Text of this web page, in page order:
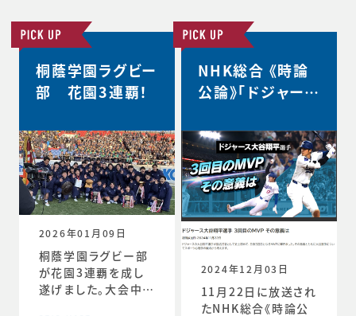
桐蔭学園ラグビー
部 花園3連覇！
2026年01月09日
桐蔭学園ラグビー部
が花園3連覇を成し
遂げました。大会中の
NHK総合 《時論
公論》「ドジャース
回目のMVP その
意義は」
2024年12月03日
11月22日に放送され
たNHK総合《時論公